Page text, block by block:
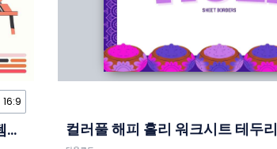
16:9
강렬한 일러스트 프로그래밍 수업 슬라이드 템플릿 컬러풀 해피 홀리 워크시트 테두리